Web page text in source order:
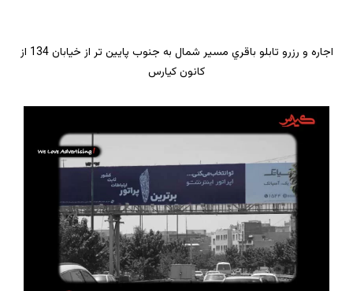
اجاره و رزرو تابلو باقري مسیر شمال به جنوب پایین تر از خیابان 134 از
کانون کیارس